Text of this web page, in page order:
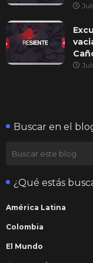
Buscar en el
¿Qué estás
América Latina
Colombia
El Mundo